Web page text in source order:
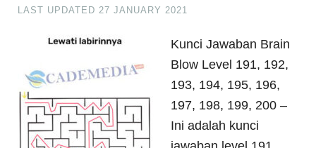
LAST UPDATED27 JANUARY 2021
Kunci Jawaban Brain
Blow Level 191, 192,
193, 194, 195, 196,
197, 198, 199, 200 –
Ini adalah kunci